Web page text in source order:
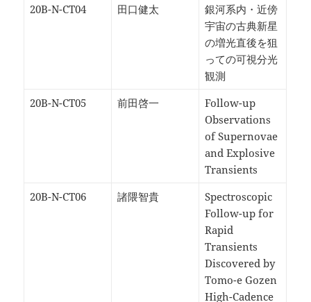
20B-N-CT04
田口健太
銀河系内・近傍
宇宙の古典新星
の増光直後を狙
っての可視分光
観測
20B-N-CT05
前田啓一
Follow-up
Observations
of Supernovae
and Explosive
Transients
20B-N-CT06
諸隈智貴
Spectroscopic
Follow-up for
Rapid
Transients
Discovered by
Tomo-e Gozen
High-Cadence